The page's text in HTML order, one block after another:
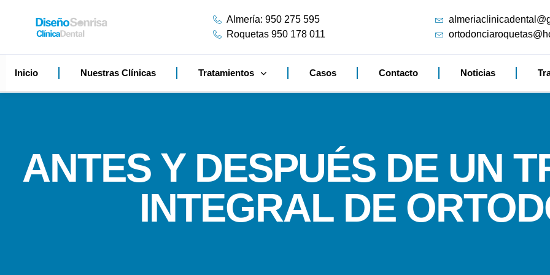
Almería: 950 275 595
Roquetas 950 178 011
Inicio Nuestras Clínicas Tratamientos Casos Contacto Noticias
ANTES Y DESPUÉS DE UN
INTEGRAL DE